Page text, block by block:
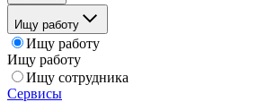
Ищу работу
Ищу работу
Ищу работу
Ищу сотрудника
Сервисы